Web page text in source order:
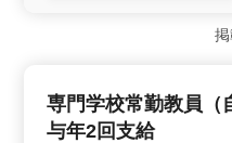
＜経験豊富な自動車整備
経験豊富な自動車整備士
応、トラブルシューティ
自動車整備士としての経験
きませんか？ ＜幅広い
専門学校常勤教員（
与年2回支給